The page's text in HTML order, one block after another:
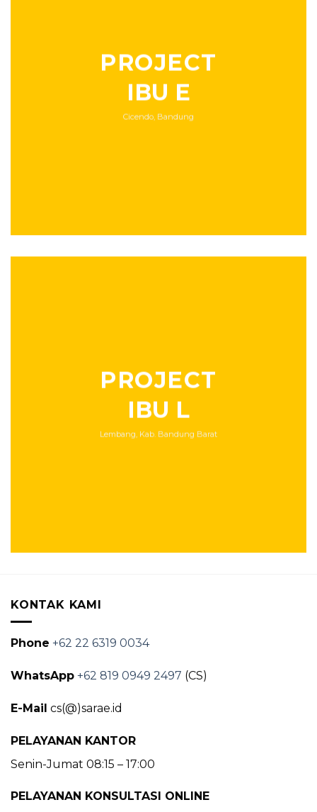
PROJECT
IBU E
Cicendo, Bandung
PROJECT
IBU L
Lembang, Kab. Bandung Barat
KONTAK KAMI
Phone +62 22 6319 0034
WhatsApp +62 819 0949 2497 (CS)
E-Mail cs(@)sarae.id
PELAYANAN KANTOR
Senin-Jumat 08:15 – 17:00
PELAYANAN KONSULTASI ONLINE